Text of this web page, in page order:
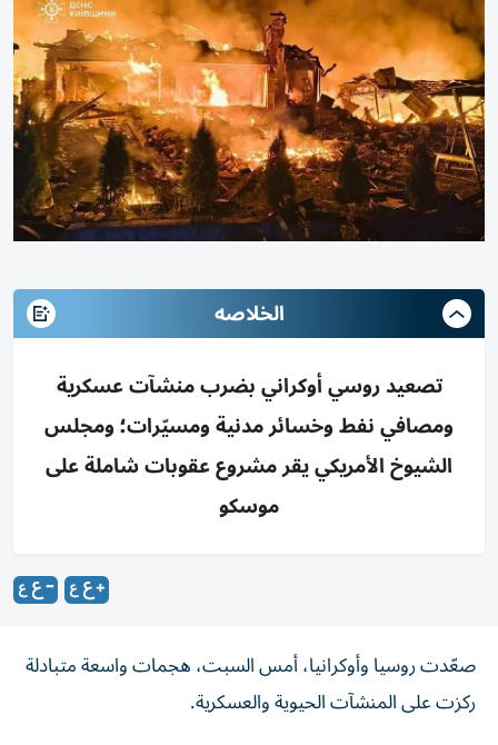
الخلاصه
تصعيد روسي أوكراني بضرب منشآت عسكرية
ومصافي نفط وخسائر مدنية ومسيّرات؛ ومجلس
الشيوخ الأمريكي يقر مشروع عقوبات شاملة على
موسكو
صعّدت روسيا وأوكرانيا، أمس السبت، هجمات واسعة متبادلة
ركزت على المنشآت الحيوية والعسكرية.